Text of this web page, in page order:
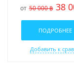
от 50 000 ฿ 38
ПОДРОБНЕЕ
Добавить к